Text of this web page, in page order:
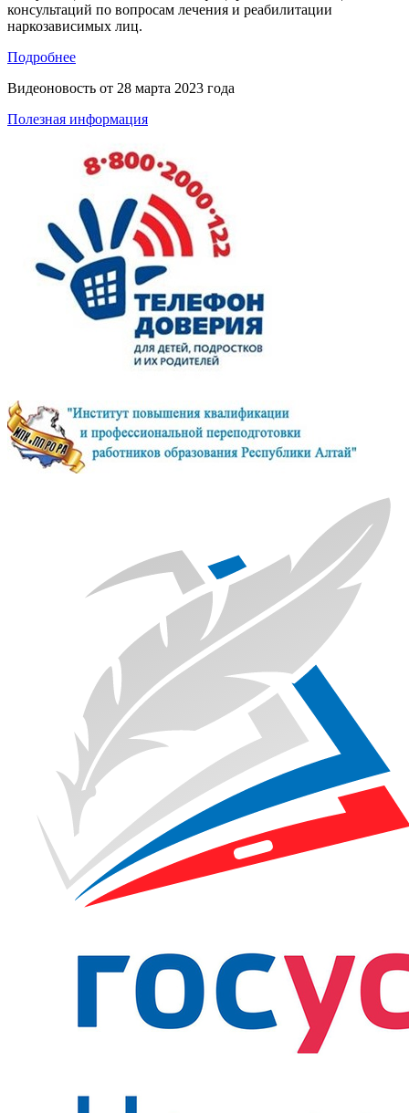
консультаций по вопросам лечения и реабилитации
наркозависимых лиц.
Подробнее
Видеоновость от 28 марта 2023 года
Полезная информация